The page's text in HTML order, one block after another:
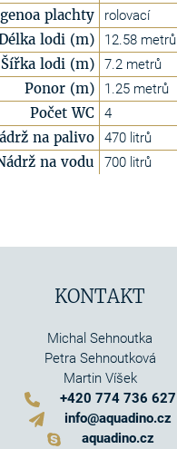
plachty rolovací
lodi (m) 12.58 metrů
Šířka lodi (m) 7.2 metrů
Ponor (m) 1.25 metrů
Počet WC 4
na palivo 470 litrů
na vodu 700 litrů
KONTAKT
Michal Sehnoutka
Petra Sehnoutková
Martin Víšek
+420 774 736 627
info@aquadino.cz
aquadino.cz